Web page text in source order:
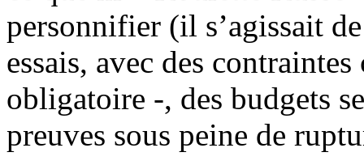
personnifier (il s’agissait
essais, avec des
obligatoire -, des budgets
preuves sous peine de